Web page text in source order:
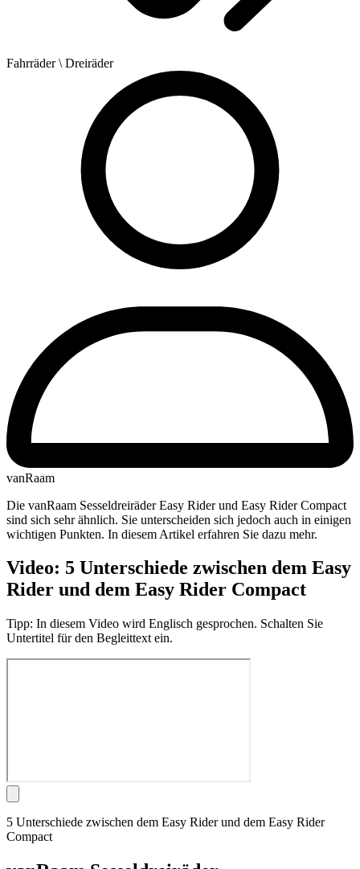
Fahrräder\ Dreiräder
vanRaam
Die vanRaam Sesseldreiräder Easy Rider und Easy Rider Compact
sind sich sehr ähnlich. Sie unterscheiden sich jedoch auch in einigen
wichtigen Punkten. In diesem Artikel erfahren Sie dazu mehr.
Video: 5 Unterschiede zwischen dem Easy
Rider und dem Easy Rider Compact
Tipp: In diesem Video wird Englisch gesprochen. Schalten Sie
Untertitel für den Begleittext ein.
5 Unterschiede zwischen dem Easy Rider und dem Easy Rider
Compact